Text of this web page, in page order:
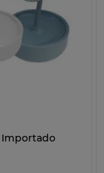
Importado